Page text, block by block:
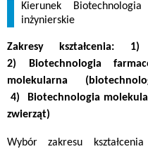
Kierunek
inżynierskie
Zakresy kształcenia: 1)
2)
Biotechnologia
molekularna
4)
Biotechnologia
zwierząt)
Wybór zakresu